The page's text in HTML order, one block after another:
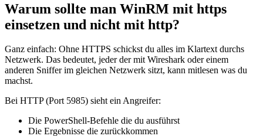
Warum sollte man WinRM mit https
einsetzen und nicht mit http?
Ganz einfach: Ohne HTTPS schickst du alles im Klartext durchs
Netzwerk. Das bedeutet, jeder der mit Wireshark oder einem
anderen Sniffer im gleichen Netzwerk sitzt, kann mitlesen was du
machst.
Bei HTTP (Port 5985) sieht ein Angreifer:
Die PowerShell-Befehle die du ausführst
Die Ergebnisse die zurückkommen